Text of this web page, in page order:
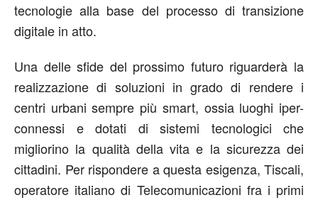
tecnologie alla base del processo di transizione
digitale in atto.
Una delle sfide del prossimo futuro riguarderà la
realizzazione di soluzioni in grado di rendere i
centri urbani sempre più smart, ossia luoghi iper-
connessi e dotati di sistemi tecnologici che
migliorino la qualità della vita e la sicurezza dei
cittadini. Per rispondere a questa esigenza, Tiscali,
operatore italiano di Telecomunicazioni fra i primi